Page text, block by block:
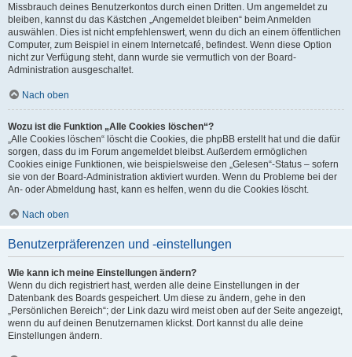
Missbrauch deines Benutzerkontos durch einen Dritten. Um angemeldet zu
bleiben, kannst du das Kästchen „Angemeldet bleiben“ beim Anmelden
auswählen. Dies ist nicht empfehlenswert, wenn du dich an einem öffentlichen
Computer, zum Beispiel in einem Internetcafé, befindest. Wenn diese Option
nicht zur Verfügung steht, dann wurde sie vermutlich von der Board-
Administration ausgeschaltet.
Nach oben
Wozu ist die Funktion „Alle Cookies löschen“?
„Alle Cookies löschen“ löscht die Cookies, die phpBB erstellt hat und die dafür
sorgen, dass du im Forum angemeldet bleibst. Außerdem ermöglichen
Cookies einige Funktionen, wie beispielsweise den „Gelesen“-Status – sofern
sie von der Board-Administration aktiviert wurden. Wenn du Probleme bei der
An- oder Abmeldung hast, kann es helfen, wenn du die Cookies löscht.
Nach oben
Benutzerpräferenzen und -einstellungen
Wie kann ich meine Einstellungen ändern?
Wenn du dich registriert hast, werden alle deine Einstellungen in der
Datenbank des Boards gespeichert. Um diese zu ändern, gehe in den
„Persönlichen Bereich“; der Link dazu wird meist oben auf der Seite angezeigt,
wenn du auf deinen Benutzernamen klickst. Dort kannst du alle deine
Einstellungen ändern.